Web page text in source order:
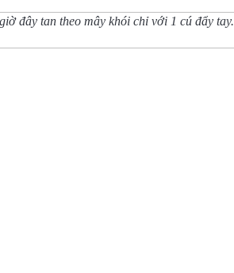
đây tan theo mây khói chỉ với 1 cú đẩy tay.